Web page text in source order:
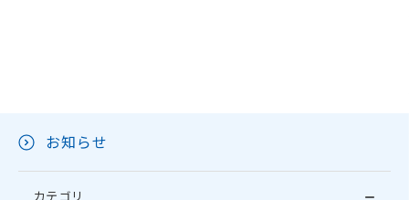
お知らせ
カテゴリ